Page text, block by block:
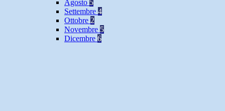
Agosto 5
Settembre 4
Ottobre 2
Novembre 5
Dicembre 6